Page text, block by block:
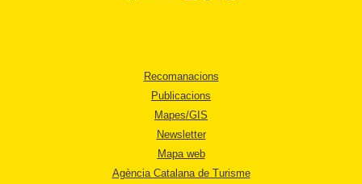
Recomanacions
Publicacions
Mapes/GIS
Newsletter
Mapa web
Agència Catalana de Turisme